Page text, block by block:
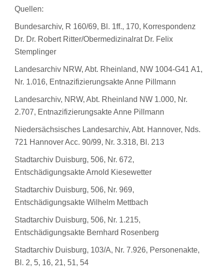
Quellen:
Bundesarchiv, R 160/69, Bl. 1ff., 170, Korrespondenz
Dr. Dr. Robert Ritter/Obermedizinalrat Dr. Felix
Stemplinger
Landesarchiv NRW, Abt. Rheinland, NW 1004-G41 A1,
Nr. 1.016, Entnazifizierungsakte Anne Pillmann
Landesarchiv, NRW, Abt. Rheinland NW 1.000, Nr.
2.707, Entnazifizierungsakte Anne Pillmann
Niedersächsisches Landesarchiv, Abt. Hannover, Nds.
721 Hannover Acc. 90/99, Nr. 3.318, Bl. 213
Stadtarchiv Duisburg, 506, Nr. 672,
Entschädigungsakte Arnold Kiesewetter
Stadtarchiv Duisburg, 506, Nr. 969,
Entschädigungsakte Wilhelm Mettbach
Stadtarchiv Duisburg, 506, Nr. 1.215,
Entschädigungsakte Bernhard Rosenberg
Stadtarchiv Duisburg, 103/A, Nr. 7.926, Personenakte,
Bl. 2, 5, 16, 21, 51, 54